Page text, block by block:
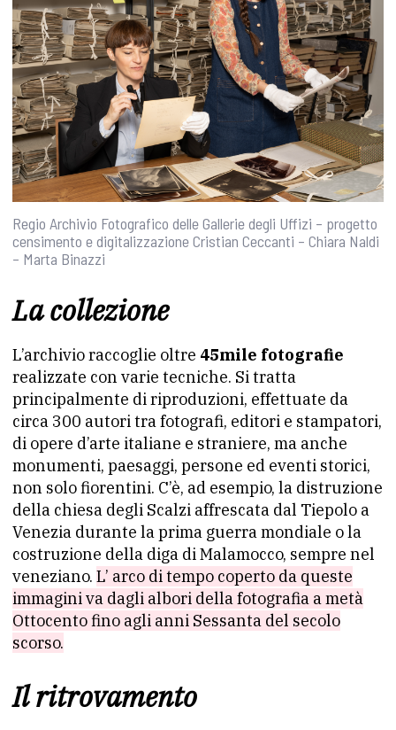
Regio Archivio Fotografico delle Gallerie degli Uffizi – progetto
censimento e digitalizzazione Cristian Ceccanti – Chiara Naldi
– Marta Binazzi
La collezione
L’archivio raccoglie oltre 45mile fotografie
realizzate con varie tecniche. Si tratta
principalmente di riproduzioni, effettuate da
circa 300 autori tra fotografi, editori e stampatori,
di opere d’arte italiane e straniere, ma anche
monumenti, paesaggi, persone ed eventi storici,
non solo fiorentini. C’è, ad esempio, la distruzione
della chiesa degli Scalzi affrescata dal Tiepolo a
Venezia durante la prima guerra mondiale o la
costruzione della diga di Malamocco, sempre nel
veneziano. L’ arco di tempo coperto da queste
immagini va dagli albori della fotografia a metà
Ottocento fino agli anni Sessanta del secolo
scorso.
Il ritrovamento